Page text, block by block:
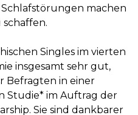
machen
Singles im vierten
insgesamt sehr gut,
Befragten in einer
Studie* im Auftrag der
Sie sind dankbarer